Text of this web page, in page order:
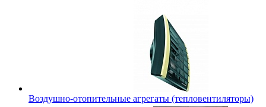
Воздушно-отопительные агрегаты (тепловентиляторы)